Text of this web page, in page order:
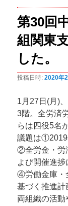
ビ
ゲ
ー
シ
ョ
第30回
組関東
した。
投稿日時:2020年
1月27日(月)
3階。全労済
らは四役5名
議題は①2019
②全労金・労
よび開催進
④労働金庫・
基づく推進
両組織の活動